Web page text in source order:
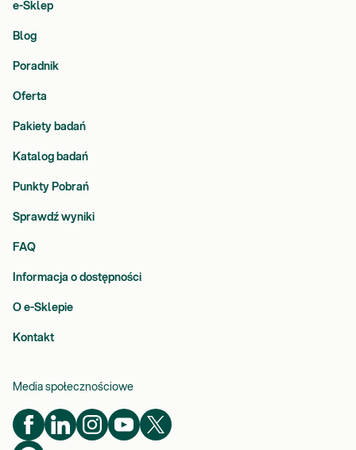
e-Sklep
Blog
Poradnik
Oferta
Pakiety badań
Katalog badań
Punkty Pobrań
Sprawdź wyniki
FAQ
Informacja o dostępności
O e-Sklepie
Kontakt
Media społecznościowe